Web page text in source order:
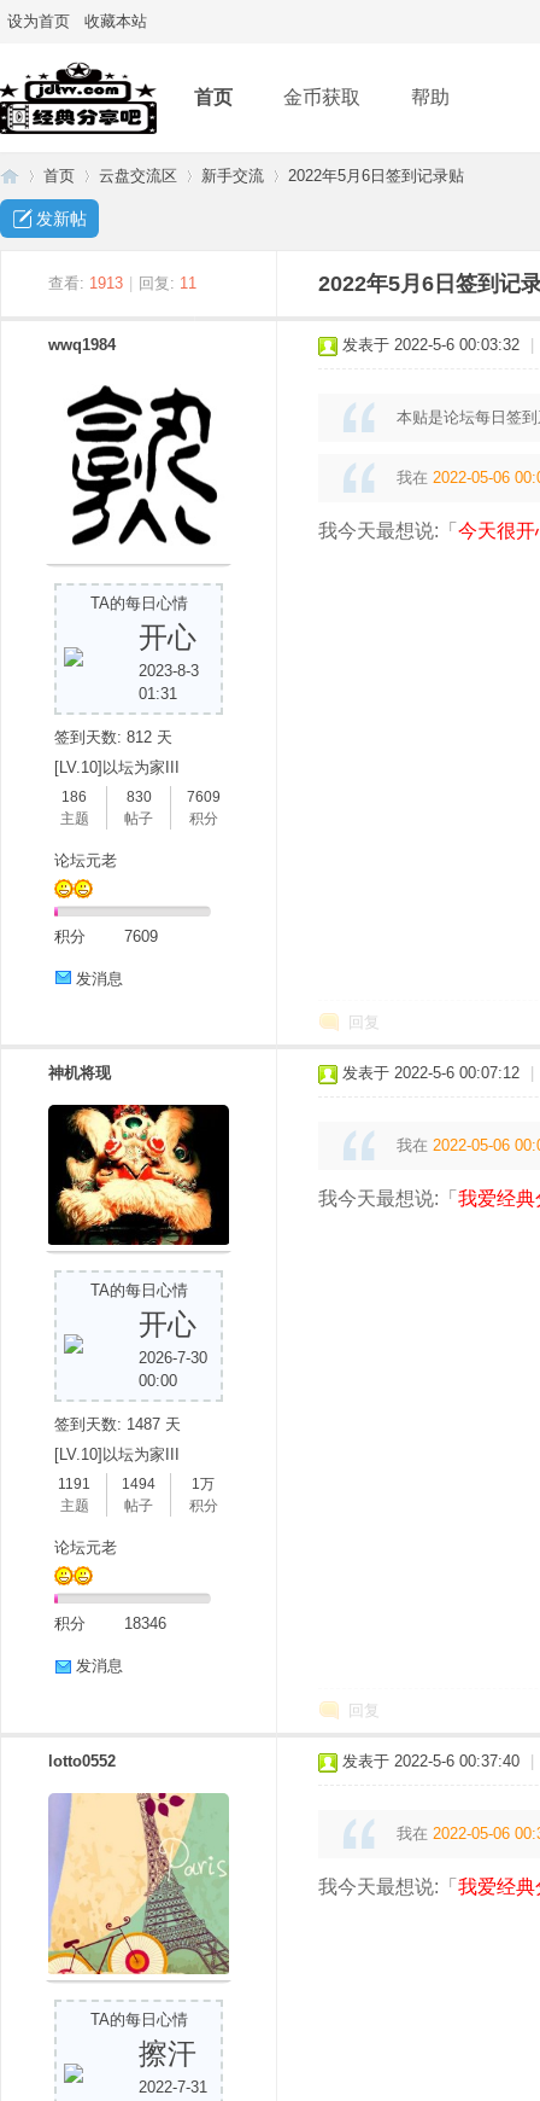
设为首页 收藏本站
首页 金币获取 帮助
首页
›
云盘交流区
›
新手交流 2022年5月6日签到记录贴
发新帖
查看: 1913 回复: 11 2022年5月6日签到记
wwq1984
TA的每日心情
开心
2023-8-3
01:31
签到天数: 812 天
[LV.10]以坛为家III
186
主题
830
帖子
7609
积分
论坛元老
积分 7609
发消息
发表于 2022-5-6 00:03:32
本贴是论坛每日签
我在 2022-05-06
我今天最想说:「 今天很开
回复
神机将现
TA的每日心情
开心
2026-7-30
00:00
签到天数: 1487 天
[LV.10]以坛为家III
1191
主题
1494
帖子
1万
积分
论坛元老
积分 18346
发消息
发表于 2022-5-6 00:07:12
我在 2022-05-06
我今天最想说:「 我爱经典
回复
lotto0552
TA的每日心情
擦汗
2022-7-31
发表于 2022-5-6 00:37:40
我在 2022-05-06
我今天最想说:「 我爱经典